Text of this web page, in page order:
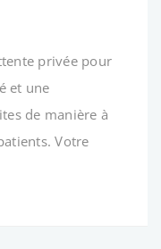
privée pour
et une
de manière à
Votre